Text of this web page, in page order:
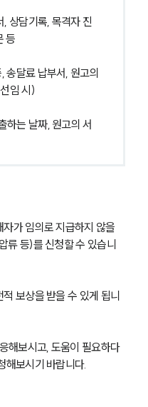
상담기록, 목격자 진
등
송달료 납부서, 원고의
임 시)
하는 날짜, 원고의 서
가 임의로 지급하지 않을
류 등)를 신청할 수 있습니
보상을 받을 수 있게 됩니
해보시고, 도움이 필요하다
해보시기 바랍니다.